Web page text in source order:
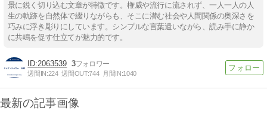
景に鋭く切り込む文章が特徴です。権威や流行に流されず、一人一人の人
生の軌跡を自然体で綴りながらも、そこに潜む社会や人間関係の奥深さを
巧みに浮き彫りにしています。シンプルな言葉遣いながら、読み手に静か
に共鳴を促す仕立てが魅力的です。
2063539 3
週間IN:224 週間OUT:744 月間IN:1040
最新の記事画像